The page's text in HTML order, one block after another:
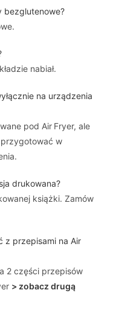
bezglutenowe?
nabiał.
na urządzenia
pod Air Fryer, ale
w
drukowana?
książki. Zamów
z przepisami na Air
2 części przepisów
> zobacz drugą